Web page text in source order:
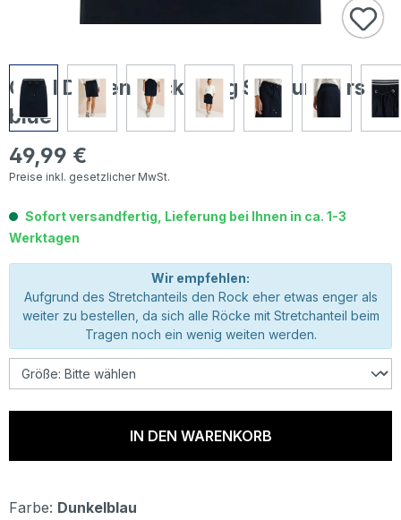
Cecil Damen Rock Jogg Skirt universal
blue
Regulärer Preis:
49,99 €
Preise inkl. gesetzlicher MwSt.
Sofort versandfertig, Lieferung bei Ihnen in ca. 1-3
Werktagen
Wir empfehlen:
Aufgrund des Stretchanteils den Rock eher etwas enger als
weiter zu bestellen, da sich alle Röcke mit Stretchanteil beim
Tragen noch ein wenig weiten werden.
IN DEN WARENKORB
Farbe: Dunkelblau